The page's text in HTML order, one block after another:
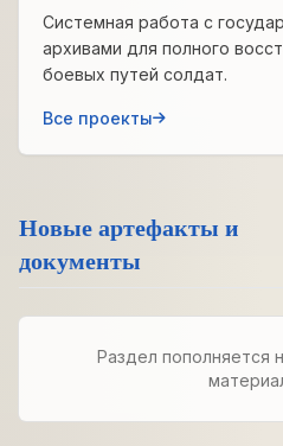
Системная работа с
архивами для полного
боевых путей солдат.
Все проекты
Новые артефакты и
документы
Раздел пополняется